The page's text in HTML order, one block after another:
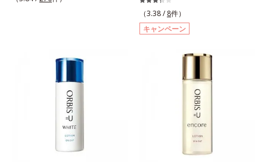
を整えて毛穴を目立たなくする*4
方に皮膚刺激がおきないというわけ
ではありません※敏感肌対象パッチ
テスト済（すべての人に皮膚刺激が
おきないというわけではありませ
いいただけます(*8)。L＝さっぱり
タイプ（ニキビのできやすい肌・超
脂性肌～普通肌）M＝しっとりタイ
～乾性肌）*1 洗浄による汚れの除
ヘキシルデカン酸アスコルビル配合
＝整肌成分*4 天然ビタミンE、イノ
シット、フィチン酸、ユズセラミ
ド、スフィンゴ糖脂質*5 テトラ2-
ヘキシルデカン酸アスコルビル、天
ン酸、ユズセラミド、スフィンゴ糖
では「メラニンにじみ(*1)」が発
現。シミやそばかすという「点」だ
けでなく、透明感のなさなどの
「面」での透明感を阻害する原因を
引き起こしていることがわかりまし
た。そこでオルビス ブライト シリ
ーズは「メラニンにじみ」に着目し
(*4)知見「メラニンの第三のルー
ト」である「横のひろがり」に着目
して、全方位から透明肌を目指すブ
す。受けてしまった紫外線ダメージ
をきっかけに、肌深く(*6)では「メ
ラニンにじみ(*1)」が発現。シミや
ソバカスという「点」だけでなく、
透明感のなさなどの「面」での透明
感を阻害する原因を引き起こしてい
ることがわかりました。そこでオル
（3.38 / 8件）
キャンペーン